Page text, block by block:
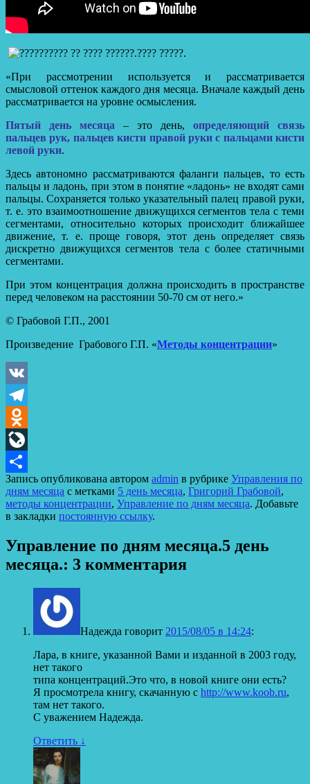
«При рассмотрении используется и рассматривается
смысловой оттенок каждого дня месяца. Вначале каждый день
рассматривается на уровне осмысления.
Пятый день месяца
– это день, определяющий связь
пальцев рук, пальцев кисти правой руки с пальцами кисти
левой руки.
Здесь автономно рассматриваются фаланги пальцев, то есть
пальцы и ладонь, при этом в понятие «ладонь» не входят сами
пальцы. Сохраняется только указательный палец правой руки,
т. е. это взаимоотношение движущихся сегментов тела с теми
сегментами, относительно которых происходит ближайшее
движение, т. е. проще говоря, этот день определяет связь
дискретно движущихся сегментов тела с более статичными
сегментами.
При этом концентрация должна происходить в пространстве
перед человеком на расстоянии 50-70 см от него.»
© Грабовой Г.П., 2001
Произведение Грабового Г.П. «Методы концентрации»
VK
Telegram
Odnoklassniki
LiveJournal
Отправить
Запись опубликована автором admin в рубрике Управления по
дням месяца с метками 5 день месяца, Григорий Грабовой,
методы концентрации, Управление по дням месяца. Добавьте
в закладки постоянную ссылку.
Управление по дням месяца.5 день
месяца.: 3 комментария
Надежда говорит 2015/08/05 в 14:24:
Лара, в книге, указанной Вами и изданной в 2003 году,
нет такого
типа концентраций.Это что, в новой книге они есть?
Я просмотрела книгу, скачанную с http://www.koob.ru,
там нет такого.
С уважением Надежда.
Ответить ↓